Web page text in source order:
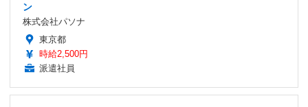
ン
株式会社パソナ
東京都
時給2,500円
派遣社員